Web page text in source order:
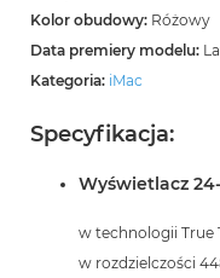
Kolor obudowy: Różowy
Data premiery modelu:
Kategoria: iMac
Specyfikacja:
Wyświetlacz
w technologii True
w rozdzielczości